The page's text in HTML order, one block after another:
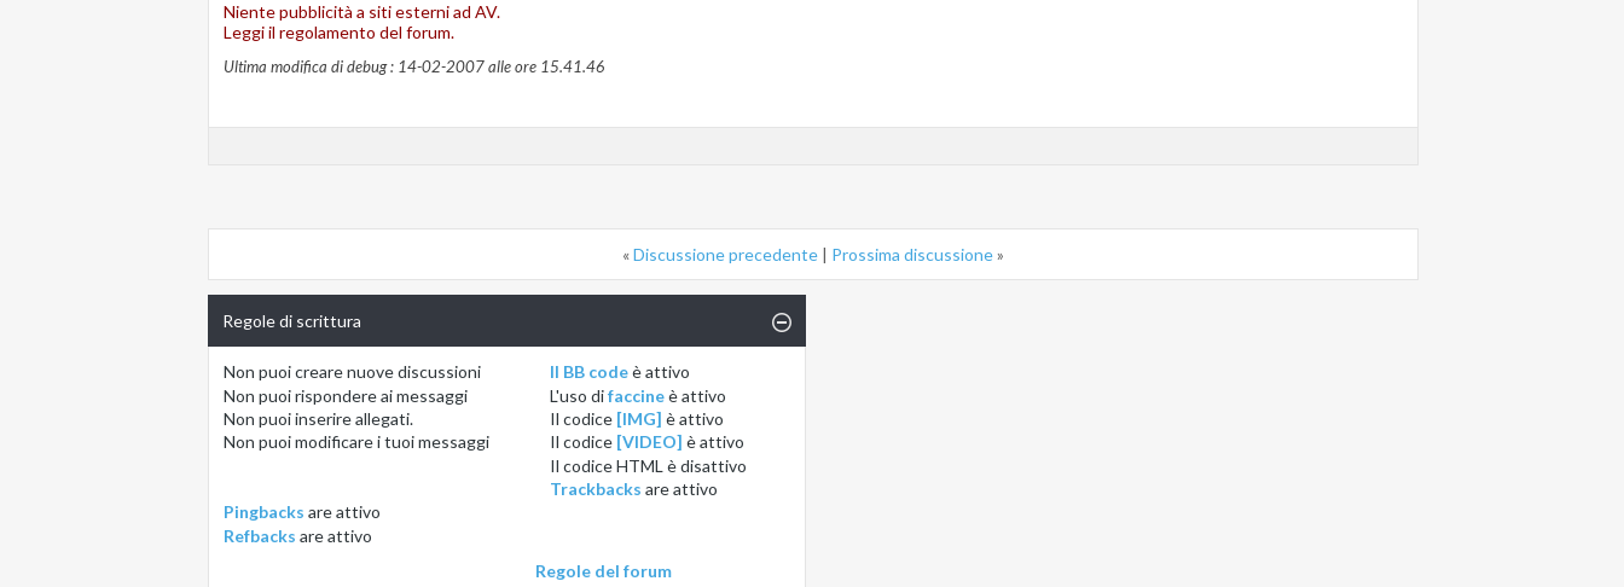
Niente pubblicità a siti esterni ad AV.
Leggi il regolamento del forum.
Ultima modifica di debug : 14-02-2007 alle ore 15.41.46
«Discussione precedente | Prossima discussione»
Regole di scrittura
Non puoicreare nuove discussioni
Non puoirispondere ai messaggi
Non puoiinserire allegati.
Non puoimodificare i tuoi messaggi
Il BB codeèattivo
L'uso difaccineèattivo
Il codice [IMG] èattivo
Il codice [VIDEO] èattivo
Il codice HTML èdisattivo
Trackbacks areattivo
Pingbacks areattivo
Refbacks areattivo
Regole del forum